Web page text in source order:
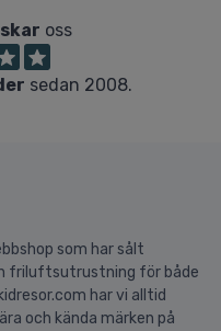
oss
sedan 2008.
som har sålt
friluftsutrustning för både
har vi alltid
och kända märken på